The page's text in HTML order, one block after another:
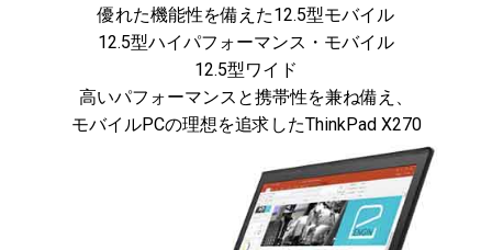
優れた機能性を備えた12.5型モバイル
12.5型ハイパフォーマンス・モバイル
12.5型ワイド
高いパフォーマンスと携帯性を兼ね備え、
モバイルPCの理想を追求したThinkPad X270